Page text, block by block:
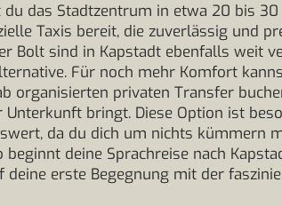
das Stadtzentrum in etwa 20 bis 30
Taxis bereit, die zuverlässig und
Bolt sind in Kapstadt ebenfalls weit
Für noch mehr Komfort
organisierten privaten Transfer
bringt. Diese Option ist
da du dich um nichts kümmern
deine Sprachreise nach
erste Begegnung mit der